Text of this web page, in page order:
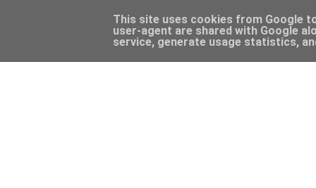
This site uses cookies from Google
user-agent are shared with Google
service, generate usage statistics,